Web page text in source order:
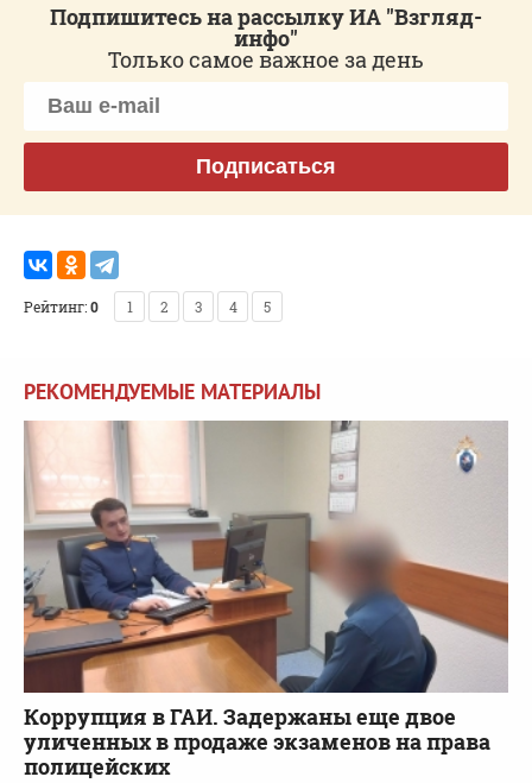
Подпишитесь на рассылку ИА "Взгляд-
инфо"
Только самое важное за день
Подписаться
Рейтинг:0 1 2 3 4 5
РЕКОМЕНДУЕМЫЕ МАТЕРИАЛЫ
Коррупция в ГАИ. Задержаны еще двое
уличенных в продаже экзаменов на права
полицейских